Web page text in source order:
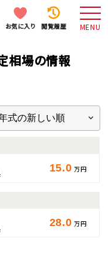
お気に入り 閲覧履歴 MENU
相場の情報
15.0 万円
28.0 万円